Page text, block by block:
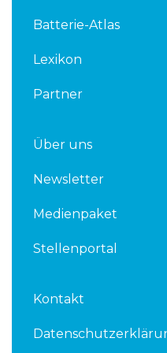
Batterie-Atlas
Lexikon
Partner
Über uns
Newsletter
Medienpaket
Stellenportal
Kontakt